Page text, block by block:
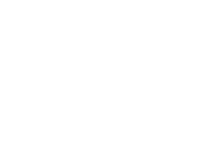
je de dakdragers gebruiken met
of jouw auto overeenkomt met
(een eventueel panorama-,